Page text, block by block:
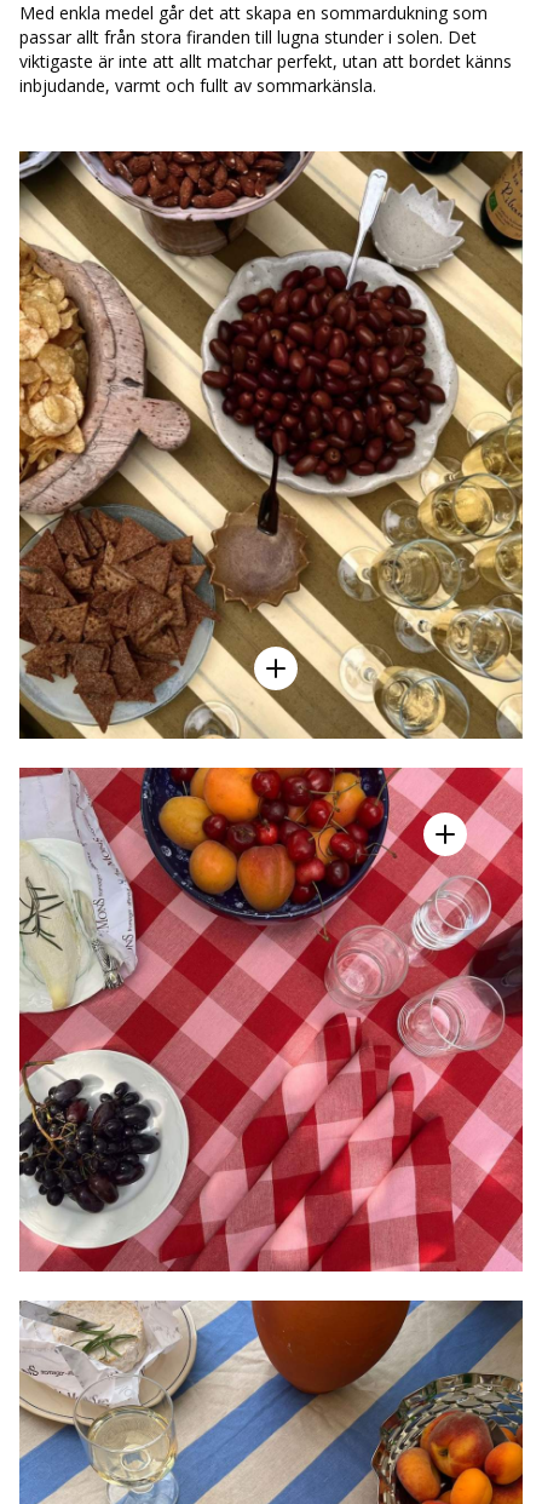
Med enkla medel går det att skapa en sommardukning som
passar allt från stora firanden till lugna stunder i solen. Det
viktigaste är inte att allt matchar perfekt, utan att bordet känns
inbjudande, varmt och fullt av sommarkänsla.